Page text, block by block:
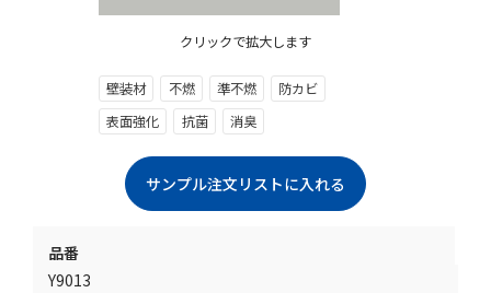
クリックで拡大します
壁装材 不燃 準不燃
防カビ
表面強化
抗菌 消臭
品番
Y9013